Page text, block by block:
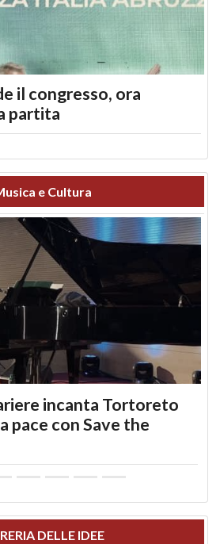
il congresso, ora
partita
e Cultura
incanta Tortoreto
pace con Save the
DELLE IDEE